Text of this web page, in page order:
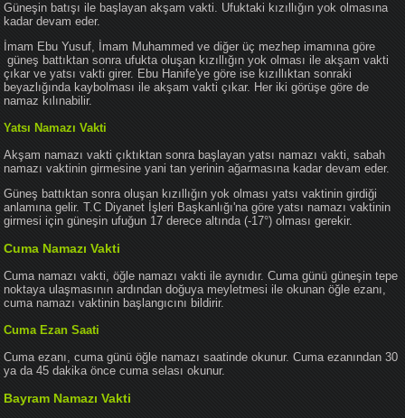
Güneşin batışı ile başlayan akşam vakti. Ufuktaki kızıllığın yok olmasına
kadar devam eder.
İmam Ebu Yusuf, İmam Muhammed ve diğer üç mezhep imamına göre
güneş battıktan sonra ufukta oluşan kızıllığın yok olması ile akşam vakti
çıkar ve yatsı vakti girer. Ebu Hanife'ye göre ise kızıllıktan sonraki
beyazlığında kaybolması ile akşam vakti çıkar. Her iki görüşe göre de
namaz kılınabilir.
Yatsı Namazı Vakti
Akşam namazı vakti çıktıktan sonra başlayan yatsı namazı vakti, sabah
namazı vaktinin girmesine yani tan yerinin ağarmasına kadar devam eder.
Güneş battıktan sonra oluşan kızıllığın yok olması yatsı vaktinin girdiği
anlamına gelir. T.C Diyanet İşleri Başkanlığı'na göre yatsı namazı vaktinin
girmesi için güneşin ufuğun 17 derece altında (-17°) olması gerekir.
Cuma Namazı Vakti
Cuma namazı vakti, öğle namazı vakti ile aynıdır. Cuma günü güneşin tepe
noktaya ulaşmasının ardından doğuya meyletmesi ile okunan öğle ezanı,
cuma namazı vaktinin başlangıcını bildirir.
Cuma Ezan Saati
Cuma ezanı, cuma günü öğle namazı saatinde okunur. Cuma ezanından 30
ya da 45 dakika önce cuma selası okunur.
Bayram Namazı Vakti